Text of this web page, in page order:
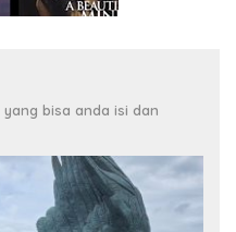
bisa anda isi dan